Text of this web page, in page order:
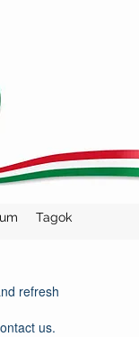
Tagok
refresh
us.